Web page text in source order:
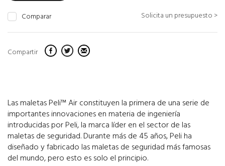
Comparar Solicita un presupuesto >
Compartir
Las maletas Peli™ Air constituyen la primera de una serie de
importantes innovaciones en materia de ingeniería
introducidas por Peli, la marca líder en el sector de las
maletas de seguridad. Durante más de 45 años, Peli ha
diseñado y fabricado las maletas de seguridad más famosas
del mundo, pero esto es solo el principio.